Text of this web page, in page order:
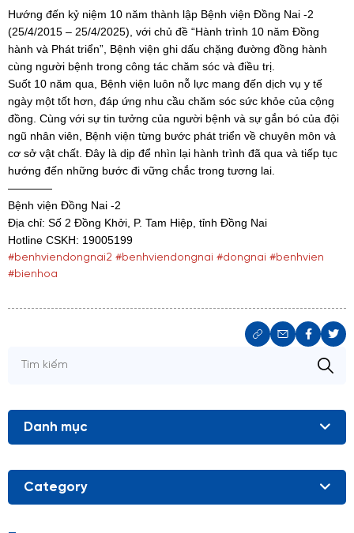
Hướng đến kỷ niệm 10 năm thành lập Bệnh viện Đồng Nai -2
(25/4/2015 – 25/4/2025), với chủ đề “Hành trình 10 năm Đồng
hành và Phát triển”, Bệnh viện ghi dấu chặng đường đồng hành
cùng người bệnh trong công tác chăm sóc và điều trị.
Suốt 10 năm qua, Bệnh viện luôn nỗ lực mang đến dịch vụ y tế
ngày một tốt hơn, đáp ứng nhu cầu chăm sóc sức khỏe của cộng
đồng. Cùng với sự tin tưởng của người bệnh và sự gắn bó của đội
ngũ nhân viên, Bệnh viện từng bước phát triển về chuyên môn và
cơ sở vật chất. Đây là dịp để nhìn lại hành trình đã qua và tiếp tục
hướng đến những bước đi vững chắc trong tương lai.
————
Bệnh viện Đồng Nai -2
Địa chỉ: Số 2 Đồng Khởi, P. Tam Hiệp, tỉnh Đồng Nai
Hotline CSKH: 19005199
#benhviendongnai2 #benhviendongnai #dongnai #benhvien
#bienhoa
Danh mục
Category